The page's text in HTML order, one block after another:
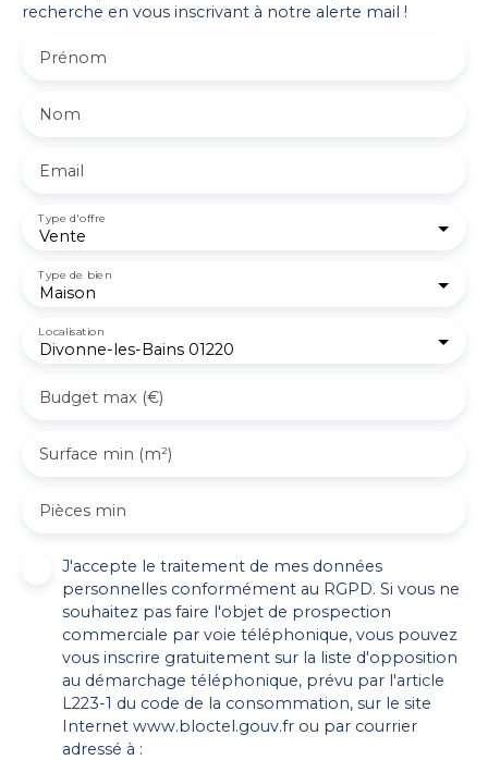
recherche en vous inscrivant à notre alerte mail !
Prénom
Nom
Email
Vente
Type d'offre
Maison
Type de bien
Divonne-les-Bains 01220
Localisation
Budget max (€)
Surface min (m²)
Pièces min
J'accepte le traitement de mes données
personnelles conformément au RGPD. Si vous ne
souhaitez pas faire l'objet de prospection
commerciale par voie téléphonique, vous pouvez
vous inscrire gratuitement sur la liste d'opposition
au démarchage téléphonique, prévu par l'article
L223-1 du code de la consommation, sur le site
Internet www.bloctel.gouv.fr ou par courrier
adressé à :